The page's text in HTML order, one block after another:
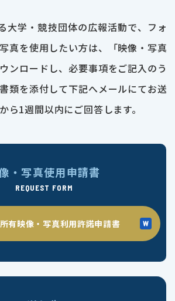
大学・競技団体の広報活動で、フォ
真を使用したい方は、「映像・写真
ンロードし、必要事項をご記入のう
類を添付して下記へメールにてお送
ら1週間以内にご回答します。
・写真使用申請書
REQUEST FORM
有映像・写真利用許諾申請書